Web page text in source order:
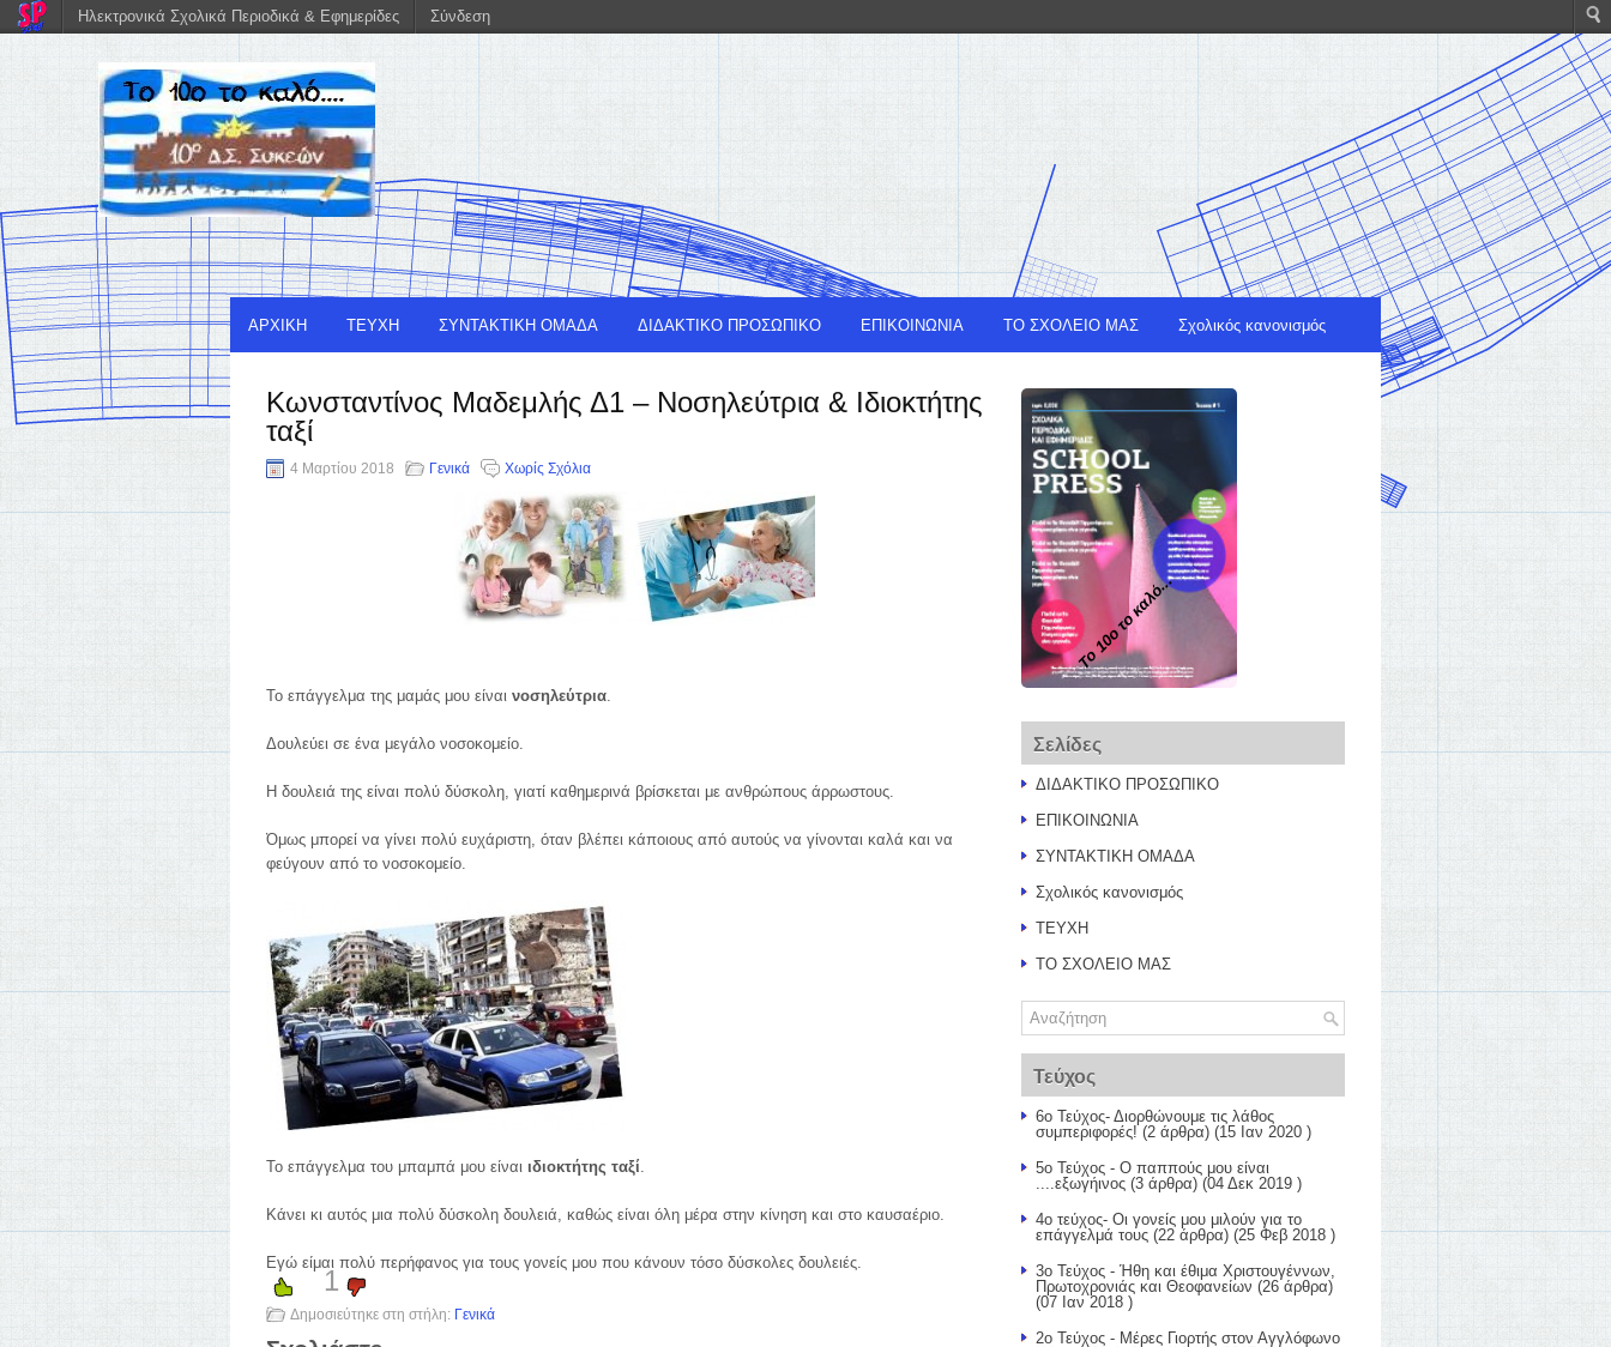
ΑΡΧΙΚΗ ΤΕΥΧΗ ΣΥΝΤΑΚΤΙΚΗ ΟΜΑΔΑ ΔΙΔΑΚΤΙΚΟ ΠΡΟΣΩΠΙΚΟ ΕΠΙΚΟΙΝΩΝΙΑ ΤΟ ΣΧΟΛΕΙΟ ΜΑΣ Σχολικός κανονισμός
Κωνσταντίνος Μαδεμλής Δ1 – Νοσηλεύτρια & Ιδιοκτήτης
ταξί
4 Μαρτίου 2018 Γενικά Χωρίς Σχόλια
Το επάγγελμα της μαμάς μου είναι νοσηλεύτρια.
Δουλεύει σε ένα μεγάλο νοσοκομείο.
Η δουλειά της είναι πολύ δύσκολη, γιατί καθημερινά βρίσκεται με ανθρώπους άρρωστους.
Όμως μπορεί να γίνει πολύ ευχάριστη, όταν βλέπει κάποιους από αυτούς να γίνονται καλά και να
φεύγουν από το νοσοκομείο.
Το επάγγελμα του μπαμπά μου είναι ιδιοκτήτης ταξί.
Κάνει κι αυτός μια πολύ δύσκολη δουλειά, καθώς είναι όλη μέρα στην κίνηση και στο καυσαέριο.
Εγώ είμαι πολύ περήφανος για τους γονείς μου που κάνουν τόσο δύσκολες δουλειές.
1
Δημοσιεύτηκε στη στήλη: Γενικά
Το 10ο το καλό...
Σελίδες
ΔΙΔΑΚΤΙΚΟ ΠΡΟΣΩΠΙΚΟ
ΕΠΙΚΟΙΝΩΝΙΑ
ΣΥΝΤΑΚΤΙΚΗ ΟΜΑΔΑ
Σχολικός κανονισμός
ΤΕΥΧΗ
ΤΟ ΣΧΟΛΕΙΟ ΜΑΣ
Τεύχος
6ο Τεύχος- Διορθώνουμε τις λάθος
συμπεριφορές! (2 άρθρα) (15 Ιαν 2020 )
5ο Τεύχος - Ο παππούς μου είναι
....εξωγήινος (3 άρθρα) (04 Δεκ 2019 )
4ο τεύχος- Οι γονείς μου μιλούν για το
επάγγελμά τους (22 άρθρα) (25 Φεβ 2018 )
3ο Τεύχος - Ήθη και έθιμα Χριστουγέννων,
Πρωτοχρονιάς και Θεοφανείων (26 άρθρα)
(07 Ιαν 2018 )
2ο Τεύχος - Μέρες Γιορτής στον Αγγλόφωνο
Ηλεκτρονικά Σχολικά Περιοδικά & Εφημερίδες Σύνδεση